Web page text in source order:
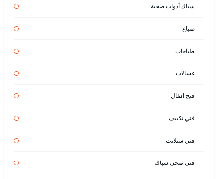
سباك أدوات صحية
صباغ
طباخات
غسالات
فتح اقفال
فني تكييف
فني ستلايت
فني صحي سباك